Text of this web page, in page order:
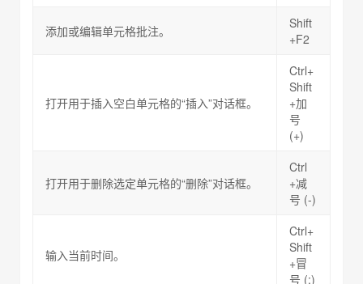
添加或编辑单元格批注。
Shift
+F2
打开用于插入空白单元格的“插入”对话框。
Ctrl+
Shift
+加
号
(+)
打开用于删除选定单元格的“删除”对话框。
Ctrl
+减
号 (-)
输入当前时间。
Ctrl+
Shift
+冒
号 (:)